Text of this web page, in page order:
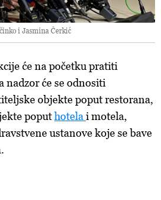
i Jasmina Čerkić
će na početku pratiti
će se odnositi
objekte poput restorana,
poputhotela i motela,
ustanove koje se bave